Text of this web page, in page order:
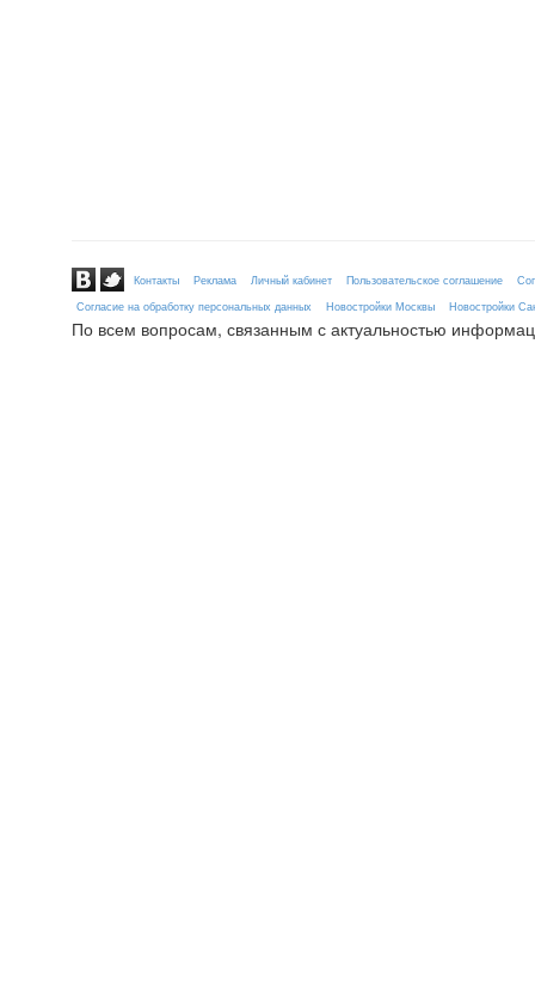
Контакты Реклама Личный кабинет Пользовательское соглашение
Согласие на обработку персональных данных
Новостройки Москвы Новостройки
По всем вопросам, связанным с актуальностью